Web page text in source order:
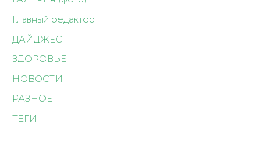
Главный редактор
ДАЙДЖЕСТ
ЗДОРОВЬЕ
НОВОСТИ
РАЗНОЕ
ТЕГИ